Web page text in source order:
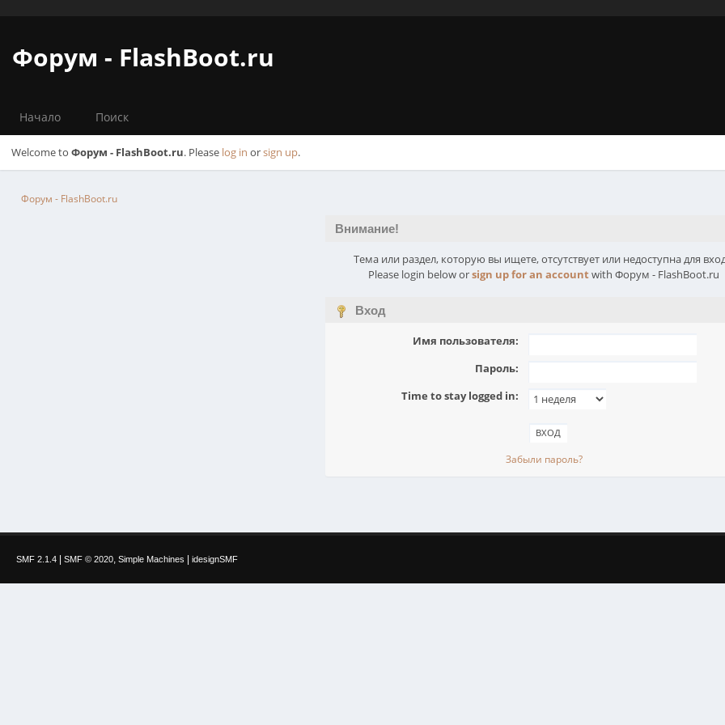
Форум - FlashBoot.ru
Начало Поиск
Welcome to Форум - FlashBoot.ru. Please log in orsign up.
Форум - FlashBoot.ru
Внимание!
Тема или раздел, которую вы ищете, отсутствует или недоступна для
Please login below orsign up for an accountwith Форум - FlashBoot.ru
Вход
Имя пользователя:
Пароль:
Time to stay logged in:
Забыли пароль?
SMF 2.1.4 SMF © 2020, Simple Machines idesignSMF